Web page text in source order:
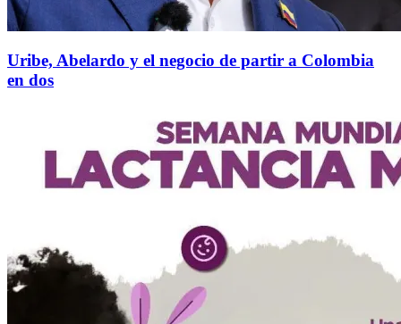
Uribe, Abelardo y el negocio de partir a Colombia
en dos